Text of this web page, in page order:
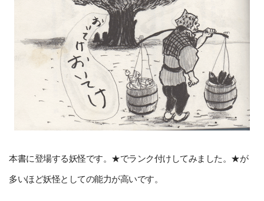
本書に登場する妖怪です。★でランク付けしてみました。★が
多いほど妖怪としての能力が高いです。